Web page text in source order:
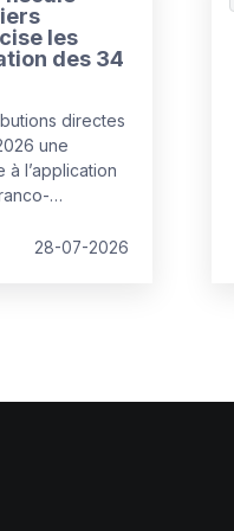
les
des 34
directes
une
l’application
plusieurs
28-07-2026